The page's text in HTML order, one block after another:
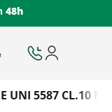
48h
UNI 5587 CL.10